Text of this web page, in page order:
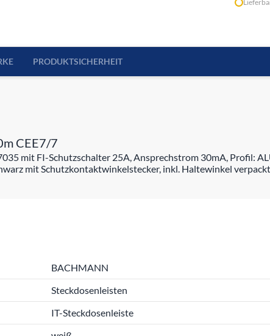
PRODUKTSICHERHEIT
CEE7/7
mit FI-Schutzschalter 25A, Ansprechstrom 30mA, Profil:
mit Schutzkontaktwinkelstecker, inkl. Haltewinkel
BACHMANN
Steckdosenleisten
IT-Steckdosenleiste